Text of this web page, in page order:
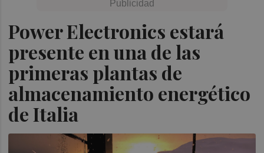
Power Electronics estará
presente en una de las
primeras plantas de
almacenamiento energético
de Italia